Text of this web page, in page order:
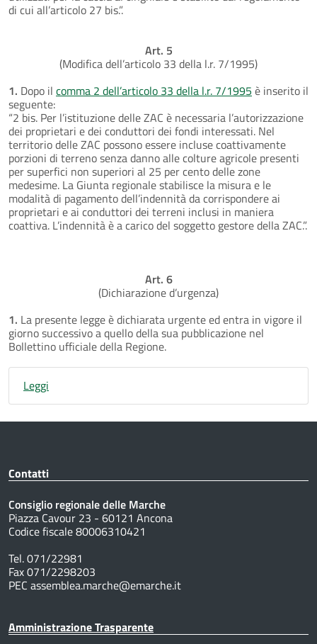
di cui all’articolo 27 bis.”.
Art. 5
(Modifica dell’articolo 33 della l.r. 7/1995)
1. Dopo il comma 2 dell’articolo 33 della l.r. 7/1995 è inserito il
seguente:
“2 bis. Per l’istituzione delle ZAC è necessaria l’autorizzazione
dei proprietari e dei conduttori dei fondi interessati. Nel
territorio delle ZAC possono essere incluse coattivamente
porzioni di terreno senza danno alle colture agricole presenti
per superfici non superiori al 25 per cento delle zone
medesime. La Giunta regionale stabilisce la misura e le
modalità di pagamento dell’indennità da corrispondere ai
proprietari e ai conduttori dei terreni inclusi in maniera
coattiva. L’indennità è a carico del soggetto gestore della ZAC.”.
Art. 6
(Dichiarazione d’urgenza)
1. La presente legge è dichiarata urgente ed entra in vigore il
giorno successivo a quello della sua pubblicazione nel
Bollettino ufficiale della Regione.
Leggi
Contatti
Consiglio regionale delle Marche
Piazza Cavour 23 - 60121 Ancona
Codice fiscale 80006310421
Tel. 071/22981
Fax 071/2298203
PEC assemblea.marche@emarche.it
Amministrazione Trasparente